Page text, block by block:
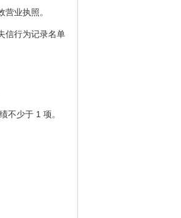
业执照。
信行为记录名单
不少于 1 项。